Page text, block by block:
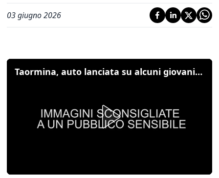
03 giugno 2026
Taormina, auto lanciata su alcuni giovani presso una discoteca: strage sfiorata